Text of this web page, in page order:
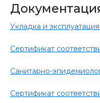
Укладка и
Сертификат
Санитарно-
Сертификат